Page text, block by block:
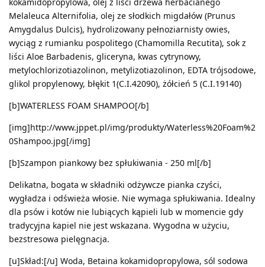
Melaleuca Alternifolia, olej ze słodkich migdałów (Prunus
Amygdalus Dulcis), hydrolizowany pełnoziarnisty owies,
wyciąg z rumianku pospolitego (Chamomilla Recutita), sok z
liści Aloe Barbadenis, gliceryna, kwas cytrynowy,
metylochlorizotiazolinon, metylizotiazolinon, EDTA trójsodowe,
glikol propylenowy, błękit 1(C.I.42090), żółcień 5 (C.I.19140)
[b]WATERLESS FOAM SHAMPOO[/b]
[img]http://www.jppet.pl/img/produkty/Waterless%20Foam%2
0Shampoo.jpg[/img]
[b]Szampon piankowy bez spłukiwania - 250 ml[/b]
Delikatna, bogata w składniki odżywcze pianka czyści,
wygładza i odświeża włosie. Nie wymaga spłukiwania. Idealny
dla psów i kotów nie lubiących kąpieli lub w momencie gdy
tradycyjna kapiel nie jest wskazana. Wygodna w użyciu,
bezstresowa pielęgnacja.
[u]Skład:[/u] Woda, Betaina kokamidopropylowa, sól sodowa